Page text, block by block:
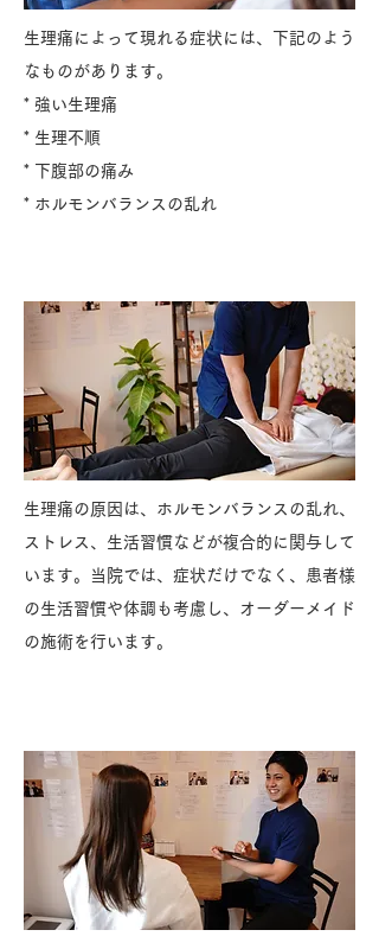
生理痛によって現れる症状には、下記のよう
なものがあります。
* 強い生理痛
* 生理不順
* 下腹部の痛み
* ホルモンバランスの乱れ
生理痛の原因は、ホルモンバランスの乱れ、
ストレス、生活習慣などが複合的に関与して
います。当院では、症状だけでなく、患者様
の生活習慣や体調も考慮し、オーダーメイド
の施術を行います。